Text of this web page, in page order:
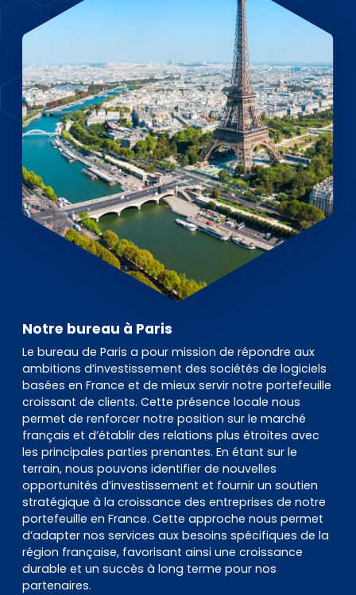
Notre bureau à Paris
Le bureau de Paris a pour mission de répondre aux
ambitions d’investissement des sociétés de logiciels
basées en France et de mieux servir notre portefeuille
croissant de clients. Cette présence locale nous
permet de renforcer notre position sur le marché
français et d’établir des relations plus étroites avec
les principales parties prenantes. En étant sur le
terrain, nous pouvons identifier de nouvelles
opportunités d’investissement et fournir un soutien
stratégique à la croissance des entreprises de notre
portefeuille en France. Cette approche nous permet
d’adapter nos services aux besoins spécifiques de la
région française, favorisant ainsi une croissance
durable et un succès à long terme pour nos
partenaires.